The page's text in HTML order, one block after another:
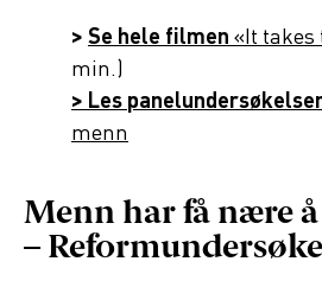
>Se hele filmen«It takes
min.)
> Les
menn
Menn har få nære
–